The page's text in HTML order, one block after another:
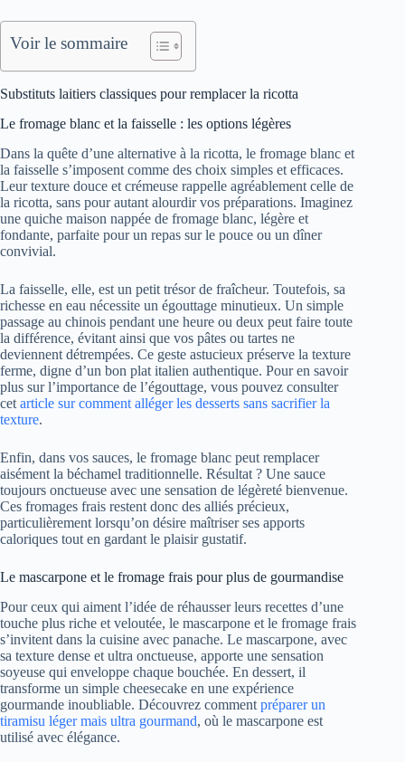
Voir le sommaire
Substituts laitiers classiques pour remplacer la ricotta
Le fromage blanc et la faisselle : les options légères
Dans la quête d’une alternative à la ricotta, le fromage blanc et
la faisselle s’imposent comme des choix simples et efficaces.
Leur texture douce et crémeuse rappelle agréablement celle de
la ricotta, sans pour autant alourdir vos préparations. Imaginez
une quiche maison nappée de fromage blanc, légère et
fondante, parfaite pour un repas sur le pouce ou un dîner
convivial.
La faisselle, elle, est un petit trésor de fraîcheur. Toutefois, sa
richesse en eau nécessite un égouttage minutieux. Un simple
passage au chinois pendant une heure ou deux peut faire toute
la différence, évitant ainsi que vos pâtes ou tartes ne
deviennent détrempées. Ce geste astucieux préserve la texture
ferme, digne d’un bon plat italien authentique. Pour en savoir
plus sur l’importance de l’égouttage, vous pouvez consulter
cet article sur comment alléger les desserts sans sacrifier la
texture.
Enfin, dans vos sauces, le fromage blanc peut remplacer
aisément la béchamel traditionnelle. Résultat ? Une sauce
toujours onctueuse avec une sensation de légèreté bienvenue.
Ces fromages frais restent donc des alliés précieux,
particulièrement lorsqu’on désire maîtriser ses apports
caloriques tout en gardant le plaisir gustatif.
Le mascarpone et le fromage frais pour plus de gourmandise
Pour ceux qui aiment l’idée de réhausser leurs recettes d’une
touche plus riche et veloutée, le mascarpone et le fromage frais
s’invitent dans la cuisine avec panache. Le mascarpone, avec
sa texture dense et ultra onctueuse, apporte une sensation
soyeuse qui enveloppe chaque bouchée. En dessert, il
transforme un simple cheesecake en une expérience
gourmande inoubliable. Découvrez comment préparer un
tiramisu léger mais ultra gourmand, où le mascarpone est
utilisé avec élégance.